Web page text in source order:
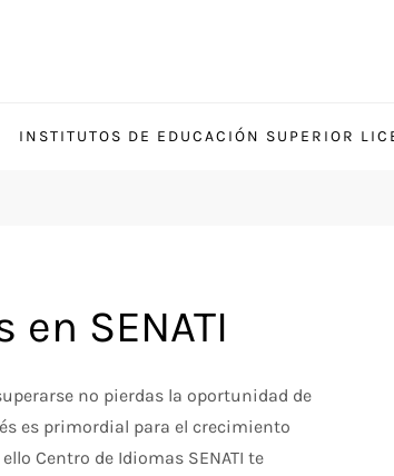
INSTITUTOS DE EDUCACIÓN SUPERIOR
SENATI
no pierdas la oportunidad de
es primordial para el crecimiento
Centro de Idiomas SENATI te